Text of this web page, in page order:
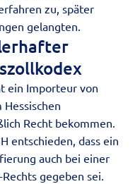
zu, später
gelangten.
ein Importeur von
Recht bekommen.
entschieden, dass ein
auch bei einer
gegeben sei.